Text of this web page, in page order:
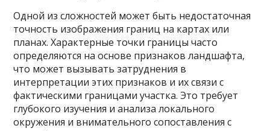
Одной из сложностей может быть недостаточная
точность изображения границ на картах или
планах. Характерные точки границы часто
определяются на основе признаков ландшафта,
что может вызывать затруднения в
интерпретации этих признаков и их связи с
фактическими границами участка. Это требует
глубокого изучения и анализа локального
окружения и внимательного сопоставления с